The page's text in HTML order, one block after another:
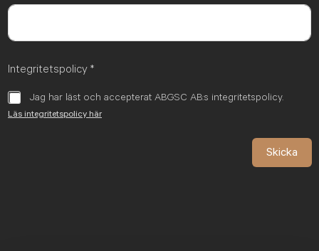
Integritetspolicy *
Jag har läst och accepterat ABGSC AB:s integritetspolicy.
Läs integritetspolicy här
Skicka